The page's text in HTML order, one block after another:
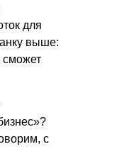
для
выше:
сможет
с